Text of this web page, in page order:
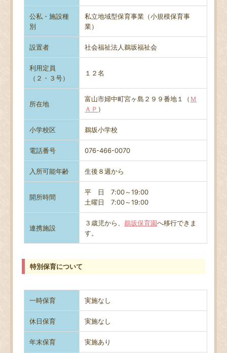
公私・施設種
別
私立地域型保育事業（小規模保育事
業）
設置者 社会福祉法人鵜坂福祉会
利用定員
（２・３号）
１２名
所在地
富山市婦中町宮ヶ島２９９番地１（ Ｍ
ＡＰ ）
小学校区 鵜坂小学校
電話番号 076-466-0070
入所可能年齢 生後８週から
開所時間
平 日 7:00～19:00
土曜日7:00～19:00
連携施設
３歳児から、 鵜坂保育園へ移行できま
す。
特別保育について
一時保育 実施なし
休日保育 実施なし
年末保育 実施あり